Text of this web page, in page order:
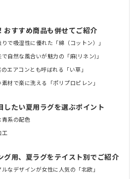
おすすめ商品も併せてご紹介
で吸湿性に優れた「綿（コットン）」
自然な風合いが魅力の「麻(リネン)」
エアコンとも呼ばれる「い草」
材で楽に洗える「ポリプロピレン」
したい夏用ラグを選ぶポイント
青系の配色
工
グ用、夏ラグをテイスト別でご紹介
なデザインが女性に人気の「北欧」